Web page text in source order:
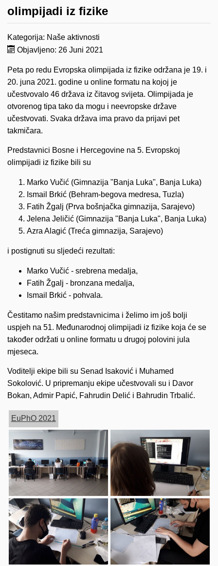
olimpijadi iz fizike
Kategorija: Naše aktivnosti
Objavljeno: 26 Juni 2021
Peta po redu Evropska olimpijada iz fizike održana je 19. i
20. juna 2021. godine u online formatu na kojoj je
učestvovalo 46 država iz čitavog svijeta. Olimpijada je
otvorenog tipa tako da mogu i neevropske države
učestvovati. Svaka država ima pravo da prijavi pet
takmičara.
Predstavnici Bosne i Hercegovine na 5. Evropskoj
olimpijadi iz fizike bili su
Marko Vučić (Gimnazija "Banja Luka", Banja Luka)
Ismail Brkić (Behram-begova medresa, Tuzla)
Fatih Žgalj (Prva bošnjačka gimnazija, Sarajevo)
Jelena Jeličić (Gimnazija "Banja Luka", Banja Luka)
Azra Alagić (Treća gimnazija, Sarajevo)
i postignuti su sljedeći rezultati:
Marko Vučić - srebrena medalja,
Fatih Žgalj - bronzana medalja,
Ismail Brkić - pohvala.
Čestitamo našim predstavnicima i želimo im još bolji
uspjeh na 51. Međunarodnoj olimpijadi iz fizike koja će se
također održati u online formatu u drugoj polovini jula
mjeseca.
Voditelji ekipe bili su Senad Isaković i Muhamed
Sokolović. U pripremanju ekipe učestvovali su i Davor
Bokan, Admir Papić, Fahrudin Delić i Bahrudin Trbalić.
EuPhO 2021